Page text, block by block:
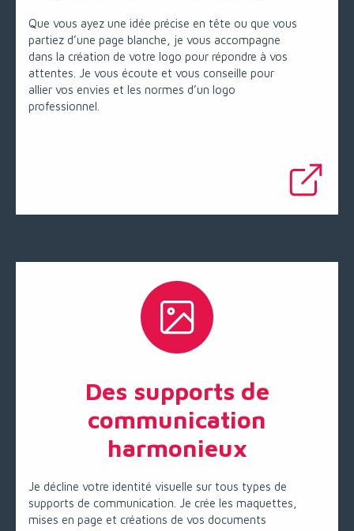
Que vous ayez une idée précise en tête ou que vous
partiez d’une page blanche, je vous accompagne
dans la création de votre logo pour répondre à vos
attentes. Je vous écoute et vous conseille pour
allier vos envies et les normes d’un logo
professionnel.
Des supports de
communication
harmonieux
Je décline votre identité visuelle sur tous types de
supports de communication. Je crée les maquettes,
mises en page et créations de vos documents